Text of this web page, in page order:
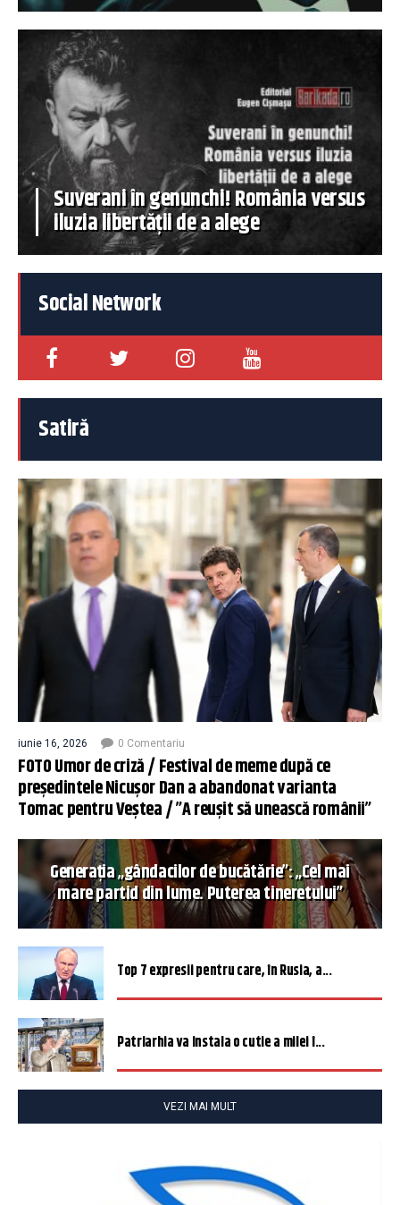
Suverani în genunchi! România versus
iluzia libertății de a alege
Social Network
Satiră
iunie 16, 2026 0 Comentariu
FOTO Umor de criză / Festival de meme după ce
președintele Nicușor Dan a abandonat varianta
Tomac pentru Veștea / ”A reușit să unească românii”
Generația „gândacilor de bucătărie”: „Cel mai
mare partid din lume. Puterea tineretului”
Top 7 expresii pentru care, în Rusia, a...
Patriarhia va instala o cutie a milei î...
VEZI MAI MULT